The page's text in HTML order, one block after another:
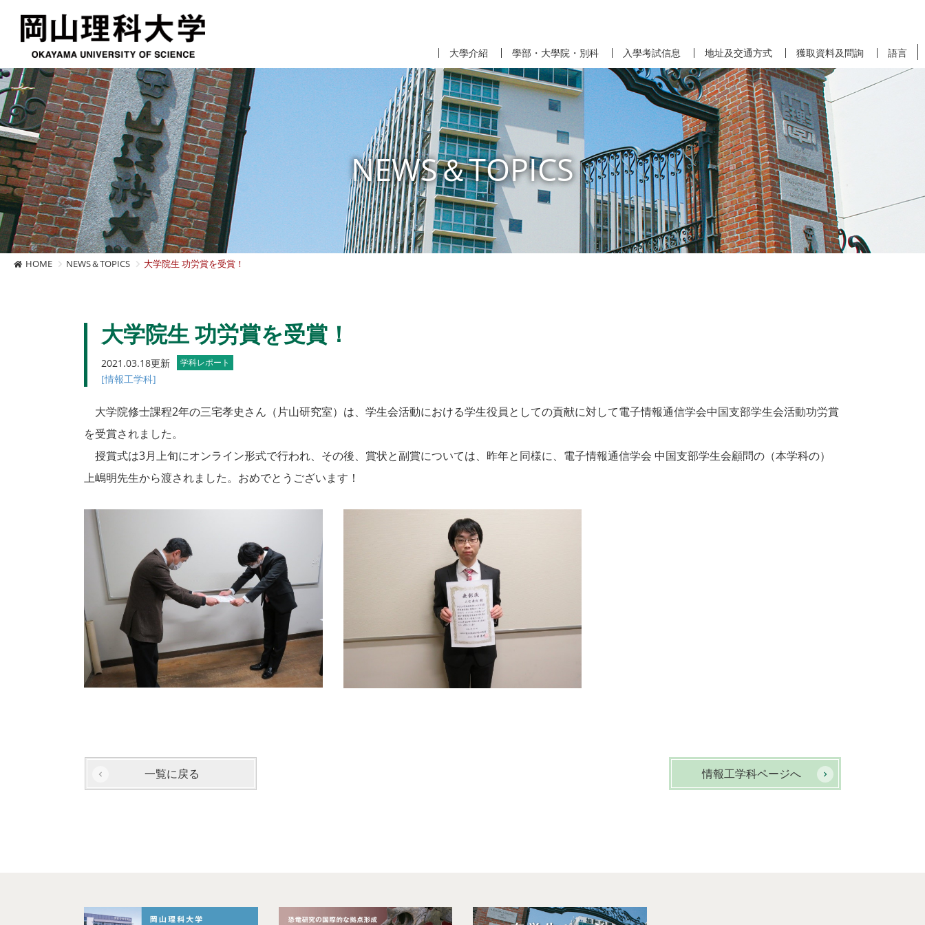
大學介紹 學部・大學院・別科 入學考試信息 地址及交通方式 獲取資料及問詢 語言
NEWS＆TOPICS
HOME NEWS＆TOPICS 大学院生 功労賞を受賞！
大学院生 功労賞を受賞！
2021.03.18更新 学科レポート
[情報工学科]
大学院修士課程2年の三宅孝史さん（片山研究室）は、学生会活動における学生役員としての貢献に対して電子情報通信学会中国支部学生会活動功労賞
を受賞されました。
授賞式は3月上旬にオンライン形式で行われ、その後、賞状と副賞については、昨年と同様に、電子情報通信学会 中国支部学生会顧問の（本学科の）
上嶋明先生から渡されました。おめでとうございます！
情報工学科ページへ
一覧に戻る